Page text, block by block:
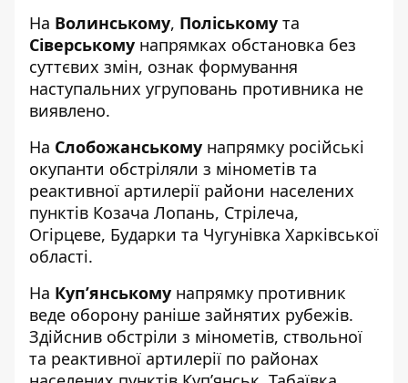
На Волинському, Поліському та
Сіверському напрямках обстановка без
суттєвих змін, ознак формування
наступальних угруповань противника не
виявлено.
На Слобожанському напрямку російські
окупанти обстріляли з мінометів та
реактивної артилерії райони населених
пунктів Козача Лопань, Стрілеча,
Огірцеве, Бударки та Чугунівка Харківської
області.
На Куп’янському напрямку противник
веде оборону раніше зайнятих рубежів.
Здійснив обстріли з мінометів, ствольної
та реактивної артилерії по районах